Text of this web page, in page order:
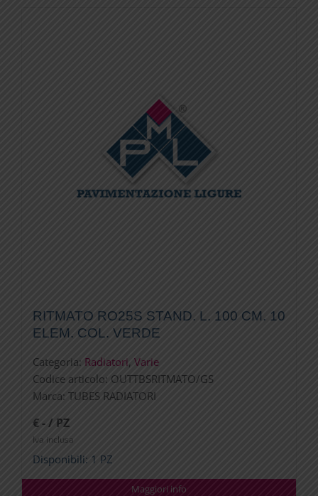
RITMATO RO25S STAND. L. 100 CM. 10
ELEM. COL. VERDE
Categoria: Radiatori, Varie
Codice articolo: OUTTBSRITMATO/GS
Marca: TUBES RADIATORI
€ - / PZ
Iva inclusa
Disponibili: 1 PZ
Maggiori info